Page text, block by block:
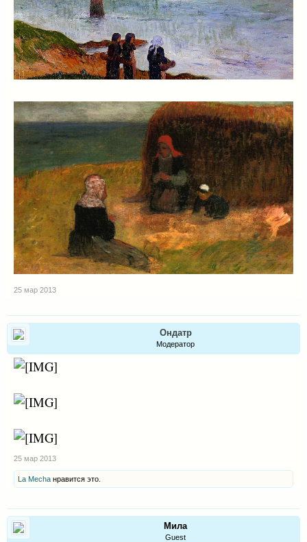
25 мар 2013
Ондатр
Модератор
25 мар 2013
La Mecha нравится это.
Мила
Guest